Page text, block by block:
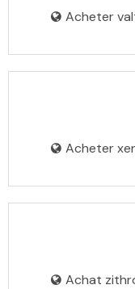
Acheter
Acheter
Achat